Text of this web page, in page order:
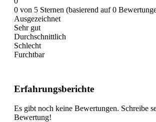
0 von 5 Sternen (basierend auf 0
Ausgezeichnet
Sehr gut
Durchschnittlich
Schlecht
Furchtbar
Erfahrungsberichte
Es gibt noch keine Bewertungen. Schreibe
Bewertung!